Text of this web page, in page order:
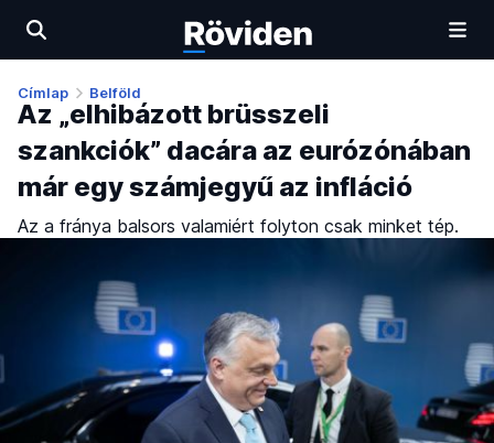
Címlap Belföld
Az „elhibázott brüsszeli
szankciók” dacára az eurózónában
már egy számjegyű az infláció
Az a fránya balsors valamiért folyton csak minket tép.